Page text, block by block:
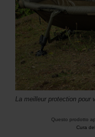
La meilleur protection pour
Questo prodotto
Cura